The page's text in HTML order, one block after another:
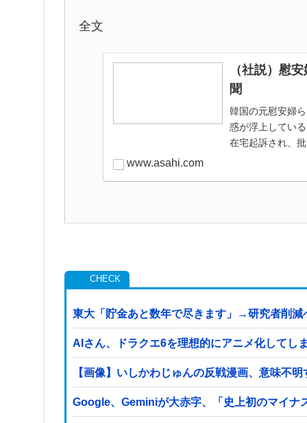
全文
（社説）慰
聞
韓国の元慰安婦
惑が浮上してい
在宅起訴され、
www.asahi.com
東大「貯金あと数年で尽きます」→研究者削
AIさん、ドラクエ6を理想的にアニメ化してし
【画像】いしかわじゅんの反戦漫画、意味不
Google、Geminiが大赤字、「史上初のマイナ